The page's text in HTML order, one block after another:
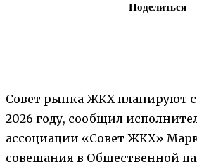
Поделиться
Совет рынка ЖКХ планируют
2026 году, сообщил
ассоциации «Совет ЖКХ» Марк
совещания в Общественной